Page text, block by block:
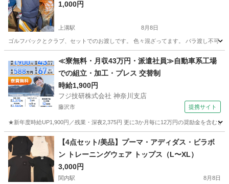
1,000円
上溝駅 8月8日
ゴルフバックとクラブ、セットでのお渡しです。 色々混ざってます。 バラ渡し不可
上溝駅 ゴルフ
≪寮無料・月収43万円・派遣社員≫自動車系工場
での組立・加工・プレス 交替制
時給1,900円
フジ技研株式会社 神奈川支店
藤沢市 提携サイト
★新年度時給UP1,900円／残業・深夜2,375円 更に3か月毎に12万円の奨励金を含む
神奈川 藤沢市 その他
【4点セット/美品】プーマ・アディダス・ビラボ
ン トレーニングウェア トップス（L〜XL）
3,000円
関内駅 8月8日